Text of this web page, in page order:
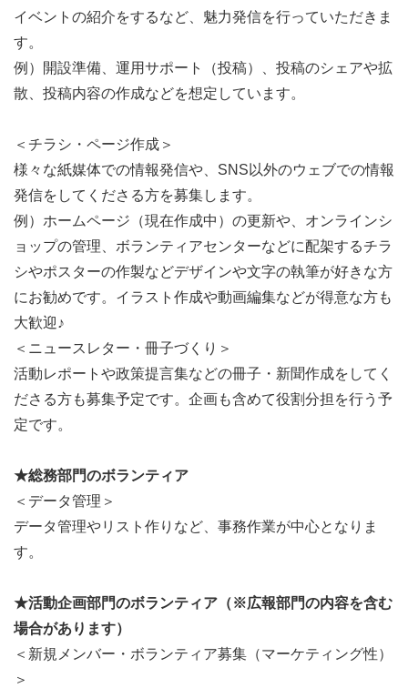
イベントの紹介をするなど、魅力発信を行っていただきま
す。
例）開設準備、運用サポート（投稿）、投稿のシェアや拡
散、投稿内容の作成などを想定しています。
＜チラシ・ページ作成＞
様々な紙媒体での情報発信や、SNS以外のウェブでの情報
発信をしてくださる方を募集します。
例）ホームページ（現在作成中）の更新や、オンラインシ
ョップの管理、ボランティアセンターなどに配架するチラ
シやポスターの作製などデザインや文字の執筆が好きな方
にお勧めです。イラスト作成や動画編集などが得意な方も
大歓迎♪
＜ニュースレター・冊子づくり＞
活動レポートや政策提言集などの冊子・新聞作成をしてく
ださる方も募集予定です。企画も含めて役割分担を行う予
定です。
★総務部門のボランティア
＜データ管理＞
データ管理やリスト作りなど、事務作業が中心となりま
す。
★活動企画部門のボランティア（※広報部門の内容を含む
場合があります）
＜新規メンバー・ボランティア募集（マーケティング性）
＞